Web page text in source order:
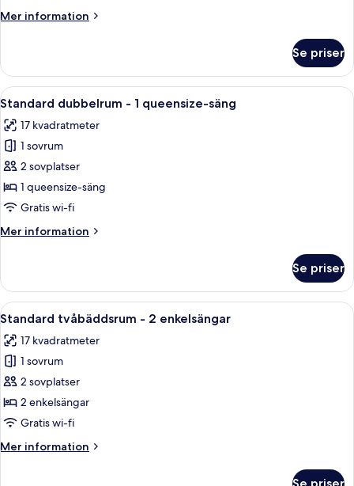
Mer information
Mer
-
enkelsängar
Se priser
Öppna
alla
foton
för
Standard
dubbelrum
-
queensize-
Ett hotellrum med två sängar, ett
9
Standard dubbelrum - 1 queensize-säng
17 kvadratmeter
1 sovrum
2 sovplatser
1 queensize-säng
Gratis wi-fi
Mer information
Mer
dubbelrum
1
säng
Se priser
Öppna
alla
foton
för
Standard
tvåbäddsrum
-
enkelsängar
Ett modernt sovrum med en stor
5
Standard tvåbäddsrum - 2 enkelsängar
17 kvadratmeter
1 sovrum
2 sovplatser
2 enkelsängar
Gratis wi-fi
Mer information
Mer